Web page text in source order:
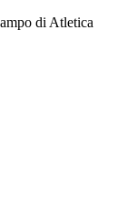
di Atletica